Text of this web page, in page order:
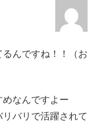
んですね！！（お
めなんですよー
バリで活躍されて